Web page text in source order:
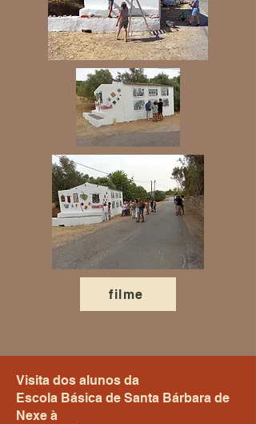
filme
Visita dos alunos da
Escola Básica de Santa Bárbara de
Nexe à